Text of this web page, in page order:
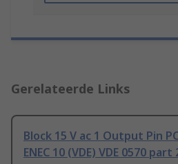
Gerelateerde Links
Block 15 V ac 1 Output Pin
ENEC 10 (VDE) VDE 0570 part